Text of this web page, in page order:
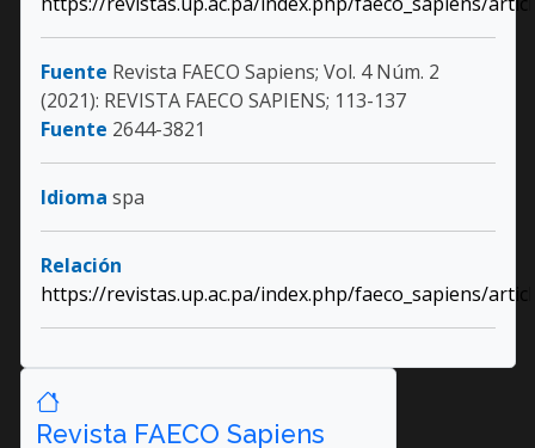
Fuente Revista FAECO Sapiens; Vol. 4 Núm. 2
(2021): REVISTA FAECO SAPIENS; 113-137
Fuente 2644-3821
Idioma spa
Relación
https://revistas.up.ac.pa/index.php/faeco_sapiens/
Revista FAECO Sapiens